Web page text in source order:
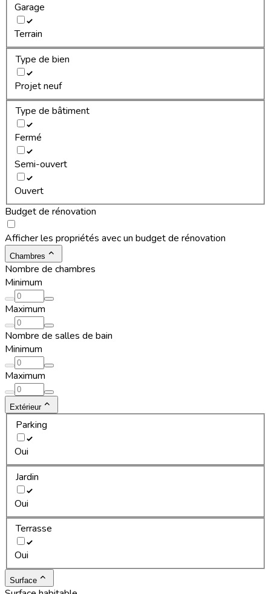
Garage
Terrain
Type de bien
Projet neuf
Type de bâtiment
Fermé
Semi-ouvert
Ouvert
Budget de rénovation
Afficher les propriétés avec un budget de rénovation
Chambres
Nombre de chambres
Minimum
Maximum
Nombre de salles de bain
Minimum
Maximum
Extérieur
Parking
Oui
Jardin
Oui
Terrasse
Oui
Surface